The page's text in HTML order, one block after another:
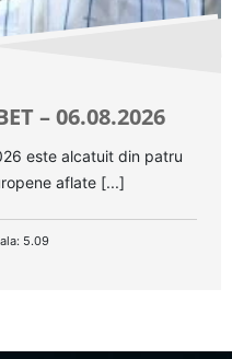
– 06.08.2026
este alcatuit din patru
aflate [...]
5.09